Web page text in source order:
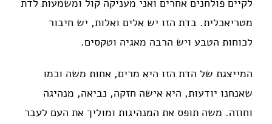
לקיים פולחנים אחרים ואני מעניקה קול ומשמעות לדת
מטריאכלית. בדת הזו יש אלים ואלות, יש חיבור
לכוחות הטבע ויש הרבה מאגיה וטקסים.
המייצגת של הדת הזו היא מרים, אחות משה וכמו
שאנחנו יודעות, היא אישה חזקה, נביאה, מנהיגה
וחוזה. משה תופס את המנהיגות ומוליך את העם לעבר